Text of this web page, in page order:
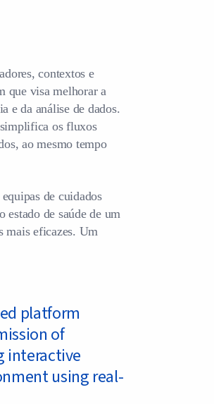
contextos e
que visa melhorar a
e da análise de dados.
simplifica os fluxos
ao mesmo tempo
de cuidados
de saúde de um
mais eficazes. Um
platform
of
interactive
using real-